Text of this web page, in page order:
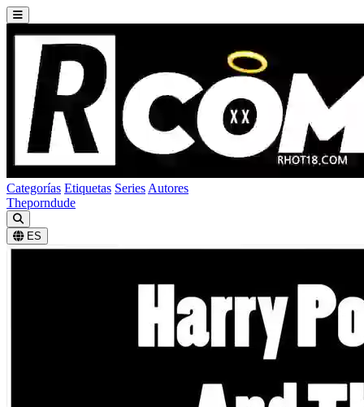
Categorías Etiquetas Series Autores
Theporndude
ES